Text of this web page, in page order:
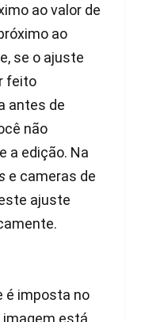
ao valor de
ao
se o ajuste
feito
antes de
não
a edição. Na
e cameras de
ajuste
é imposta no
imagem está